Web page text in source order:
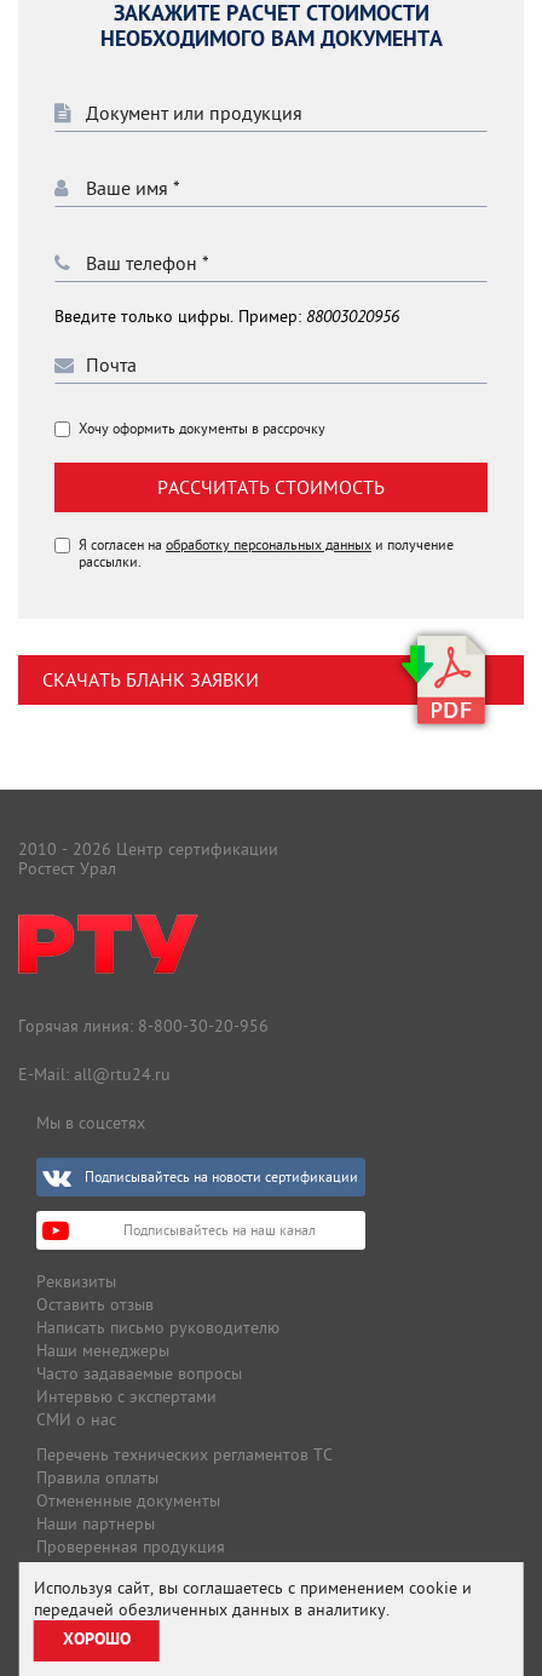
ЗАКАЖИТЕ РАСЧЕТ СТОИМОСТИ
НЕОБХОДИМОГО ВАМ ДОКУМЕНТА
Введите только цифры. Пример: 88003020956
Хочу оформить документы в рассрочку
РАССЧИТАТЬ СТОИМОСТЬ
Я согласен на обработку персональных данных и получение
рассылки.
СКАЧАТЬ БЛАНК ЗАЯВКИ
2010 - 2026 Центр сертификации
Ростест Урал
Горячая линия: 8-800-30-20-956
E-Mail: all@rtu24.ru
Мы в соцсетях
Подписывайтесь на новости сертификации
Подписывайтесь на наш канал
Реквизиты
Оставить отзыв
Написать письмо руководителю
Наши менеджеры
Часто задаваемые вопросы
Интервью с экспертами
СМИ о нас
Перечень технических регламентов ТС
Правила оплаты
Отмененные документы
Наши партнеры
Проверенная продукция
Оплата и доставка
Специальные предложения
Предложение для партнеров
Подписаться на рассылку
Используя сайт, вы соглашаетесь с применением cookie и
передачей обезличенных данных в аналитику.
ХОРОШО